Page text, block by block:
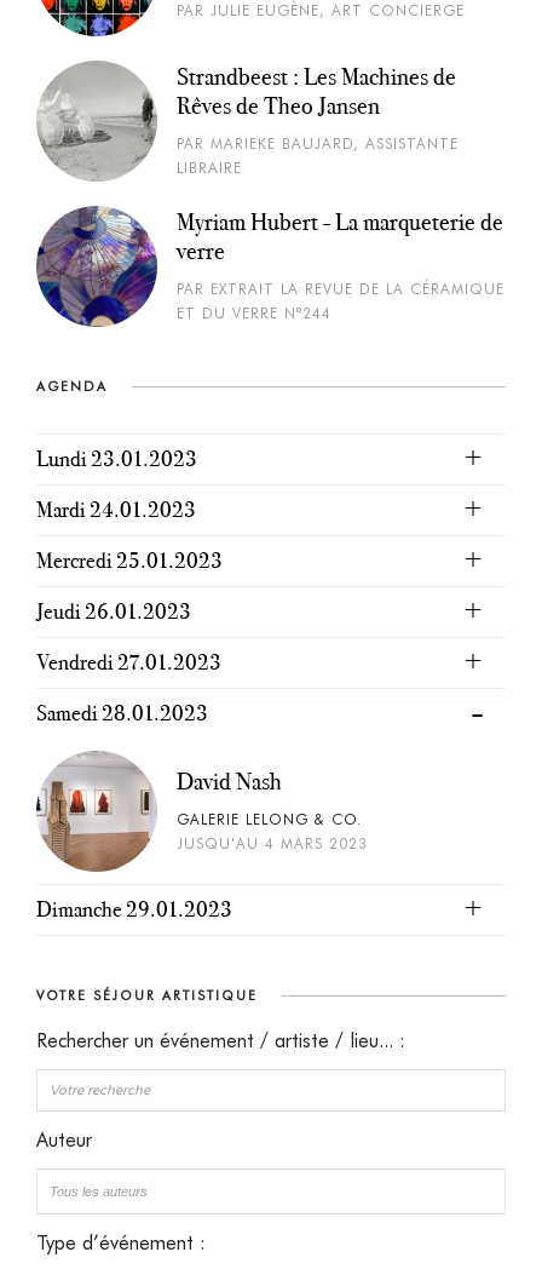
PAR JULIE EUGÈNE, ART CONCIERGE
Strandbeest : Les Machines de
Rêves de Theo Jansen
PAR MARIEKE BAUJARD, ASSISTANTE
LIBRAIRE
Myriam Hubert - La marqueterie de
verre
PAR EXTRAIT LA REVUE DE LA CÉRAMIQUE
ET DU VERRE N°244
AGENDA
Lundi 23.01.2023
Mardi 24.01.2023
Mercredi 25.01.2023
Jeudi 26.01.2023
Vendredi 27.01.2023
Samedi 28.01.2023
David Nash
GALERIE LELONG & CO.
JUSQU'AU 4 MARS 2023
Dimanche 29.01.2023
VOTRE SÉJOUR ARTISTIQUE
Rechercher un événement / artiste / lieu... :
Auteur
Type d’événement :